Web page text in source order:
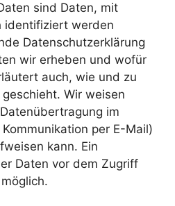
sind Daten, mit
identifiziert werden
Datenschutzerklärung
wir erheben und wofür
auch, wie und zu
Wir weisen
im
per E-Mail)
kann. Ein
Daten vor dem Zugriff